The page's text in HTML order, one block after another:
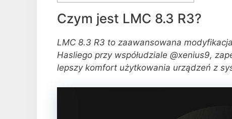
Czym jest LMC 8.3 R3?
LMC 8.3 R3 to zaawansowana
Hasliego przy współudziale @xenius9,
lepszy komfort użytkowania urządzeń z